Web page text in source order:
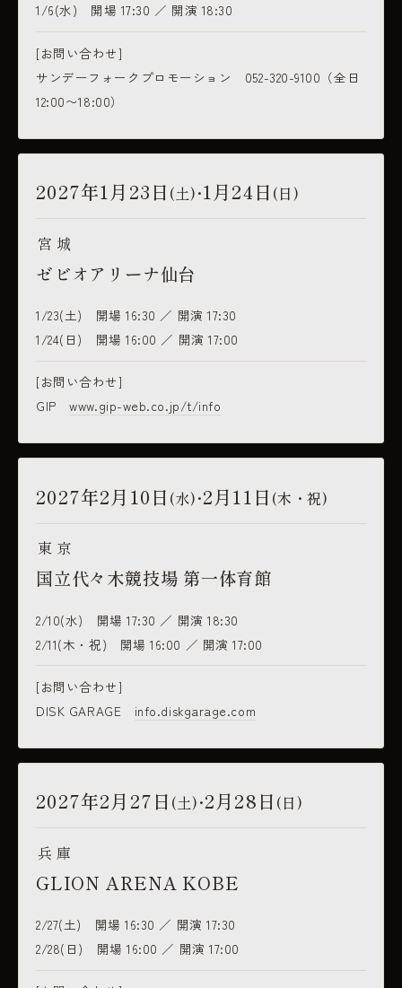
1/6(水) 開場 17:30 ／ 開演 18:30
[お問い合わせ]
サンデーフォークプロモーション 052-320-9100（全日
12:00〜18:00）
2027年1月23日 (土)・1月24日 (日)
宮城
ゼビオアリーナ仙台
1/23(土) 開場 16:30 ／ 開演 17:30
1/24(日) 開場 16:00 ／ 開演 17:00
[お問い合わせ]
GIPwww.gip-web.co.jp/t/info
2027年2月10日 (水)・2月11日 (木・祝)
東京
国立代々木競技場 第一体育館
2/10(水) 開場 17:30 ／ 開演 18:30
2/11(木・祝) 開場 16:00 ／ 開演 17:00
[お問い合わせ]
DISK GARAGE info.diskgarage.com
2027年2月27日 (土)・2月28日 (日)
兵庫
GLION ARENA KOBE
2/27(土) 開場 16:30 ／ 開演 17:30
2/28(日) 開場 16:00 ／ 開演 17:00